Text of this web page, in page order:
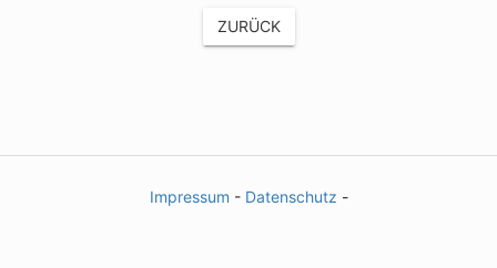
ZURÜCK
Impressum - Datenschutz -